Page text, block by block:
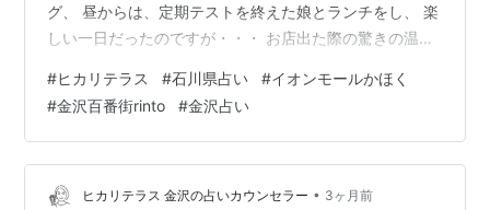
グ、 昼からは、定期テストを終えた娘とランチをし、 楽
しい一日だったのですが・・・ お店出た際の驚きの温度
けてしまっとるわ・・・」（鬼滅の刃のこと？） そんな
日でした。 「吊るされた男」は究極のサレンダーカード
随分昔の話ですが・・・ タロット占いがお好きな方がご
来店されまして、 アドバイスに「吊るされた男」のカー
ドが出た時のこと。 その際、お客様が、 「これ、どうに
#ヒカリテラス #石川県占い #イオンモールかほく
#金沢百番街rinto #金沢占い
ヒカリテラス 金沢の占いカウンセラー • 3ヶ月前